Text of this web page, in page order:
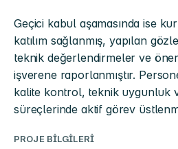
Geçici kabul aşamasında ise
katılım sağlanmış, yapılan
teknik değerlendirmeler ve
işverene raporlanmıştır.
kalite kontrol, teknik uygunluk
süreçlerinde aktif görev
PROJE BİLGİLERİ